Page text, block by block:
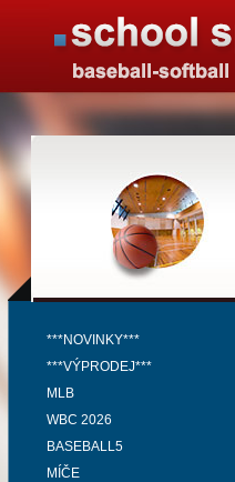
***NOVINKY***
***VÝPRODEJ***
MLB
WBC 2026
BASEBALL5
MÍČE